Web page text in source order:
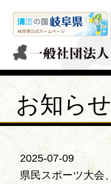
お知らせ
2025-07-09
県民スポーツ大会